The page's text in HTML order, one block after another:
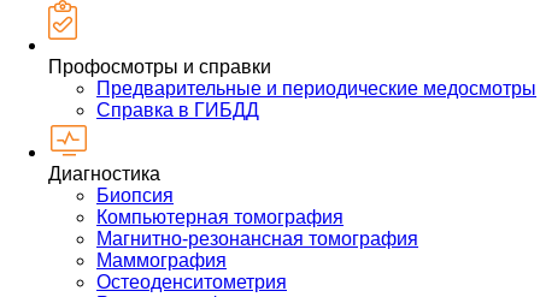
Профосмотры и справки
Предварительные и периодические медосмотры
Справка в ГИБДД
Диагностика
Биопсия
Компьютерная томография
Магнитно-резонансная томография
Маммография
Остеоденситометрия